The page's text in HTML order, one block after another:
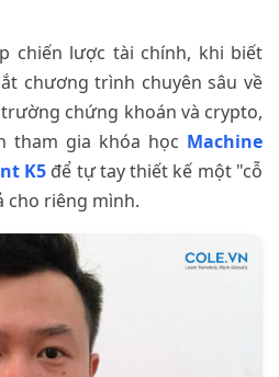
chiến lược tài chính, khi biết
chương trình chuyên sâu về
chứng khoán và crypto,
tham gia khóa học Machine
K5để tự tay thiết kế một "cỗ
cho riêng mình.